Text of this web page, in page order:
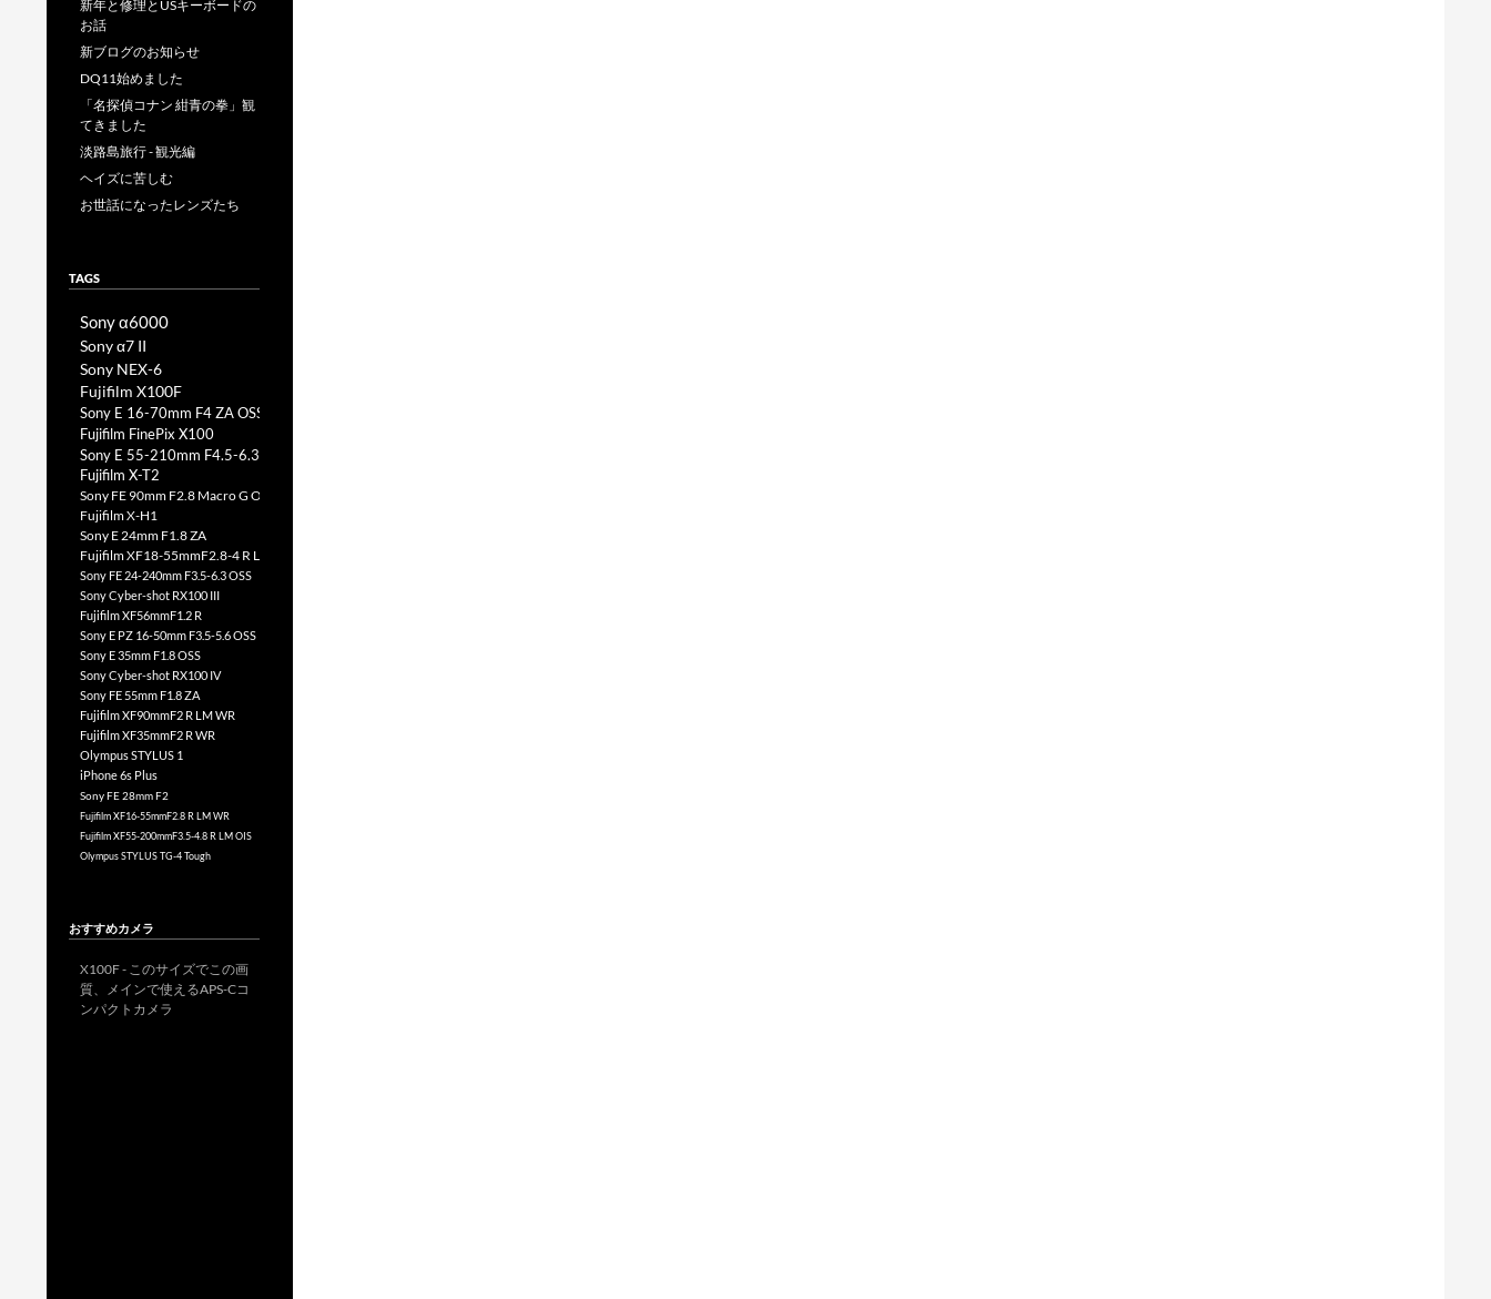
新年と修理とUSキーボードの
お話
新ブログのお知らせ
DQ11始めました
「名探偵コナン 紺青の拳」観
てきました
淡路島旅行 - 観光編
ヘイズに苦しむ
お世話になったレンズたち
TAGS
Sony α6000
Sony α7 II
Sony NEX-6
Fujifilm X100F
Sony E 16-70mm F4 ZA OSS
Fujifilm FinePix X100
Sony E 55-210mm F4.5-6.3 OSS
Fujifilm X-T2
Sony FE 90mm F2.8 Macro G OSS
Fujifilm X-H1
Sony E 24mm F1.8 ZA
Fujifilm XF18-55mmF2.8-4 R LM OIS
Sony FE 24-240mm F3.5-6.3 OSS
Sony Cyber-shot RX100 III
Fujifilm XF56mmF1.2 R
Sony E PZ 16-50mm F3.5-5.6 OSS
Sony E 35mm F1.8 OSS
Sony Cyber-shot RX100 IV
Sony FE 55mm F1.8 ZA
Fujifilm XF90mmF2 R LM WR
Fujifilm XF35mmF2 R WR
Olympus STYLUS 1
iPhone 6s Plus
Sony FE 28mm F2
Fujifilm XF16-55mmF2.8 R LM WR
Fujifilm XF55-200mmF3.5-4.8 R LM OIS
Olympus STYLUS TG-4 Tough
おすすめカメラ
X100F - このサイズでこの画
質、メインで使えるAPS-Cコ
ンパクトカメラ